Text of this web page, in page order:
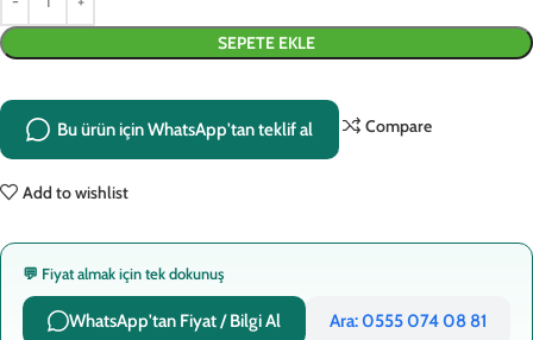
SEPETE EKLE
Bu ürün için WhatsApp'tan teklif al Compare
Add to wishlist
💬 Fiyat almak için tek dokunuş
WhatsApp'tan Fiyat / Bilgi Al Ara: 0555 074 08 81